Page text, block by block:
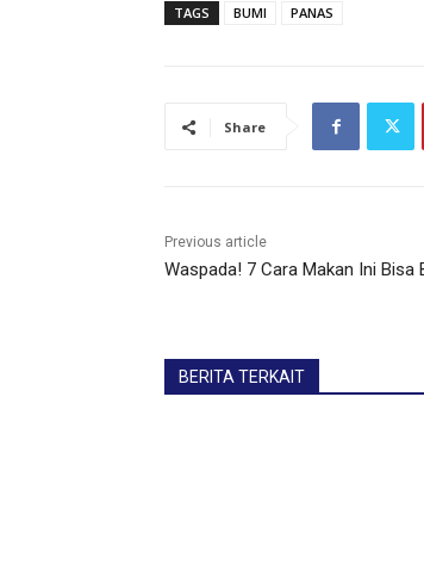
TAGS BUMI PANAS
Share
Previous article
Waspada! 7 Cara Makan Ini Bisa
BERITA TERKAIT